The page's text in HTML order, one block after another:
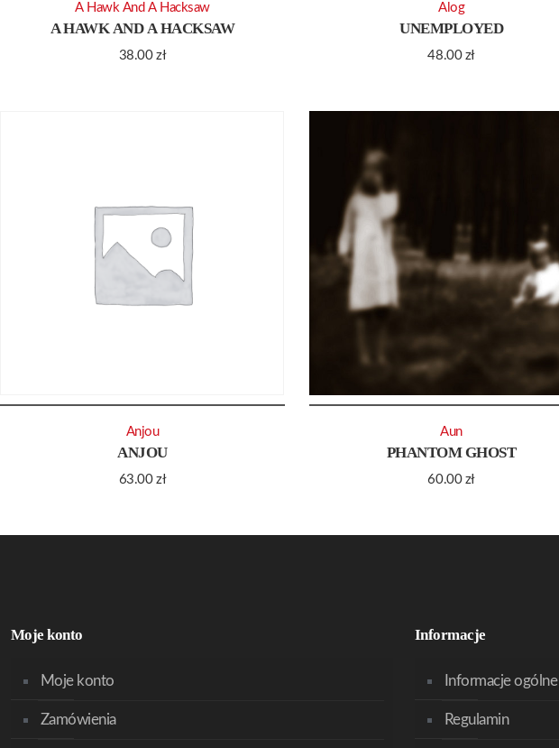
A HAWK AND A HACKSAW
38.00zł
A Hawk And A Hacksaw
UNEMPLOYED
48.00 zł
Alog
ANJOU
63.00zł
Anjou
PHANTOM GHOST
60.00 zł
Aun
Moje konto
Moje konto
Zamówienia
Informacje
Informacje ogólne
Regulamin